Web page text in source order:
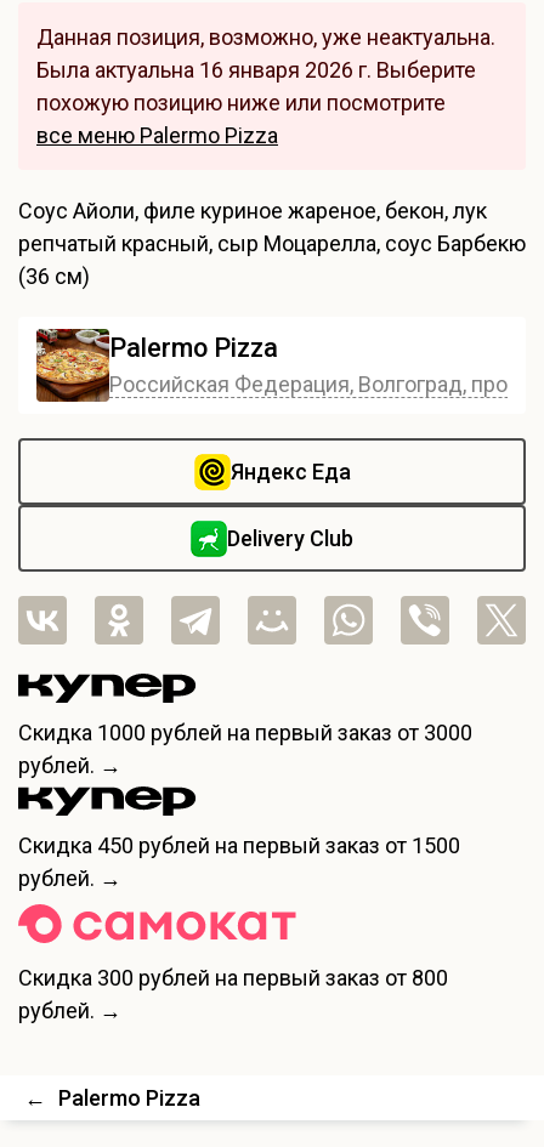
Данная позиция, возможно, уже неактуальна.
Была актуальна 16 января 2026 г. Выберите
похожую позицию ниже или посмотрите
все меню Palermo Pizza
Соус Айоли, филе куриное жареное, бекон, лук
репчатый красный, сыр Моцарелла, соус Барбекю
(36 см)
Palermo Pizza
Российская Федерация, Волгоград,
Яндекс Еда
Delivery Club
Скидка 1000 рублей на первый заказ от 3000
рублей. →
Скидка 450 рублей на первый заказ от 1500
рублей. →
Скидка 300 рублей на первый заказ от 800
рублей. →
← Palermo Pizza